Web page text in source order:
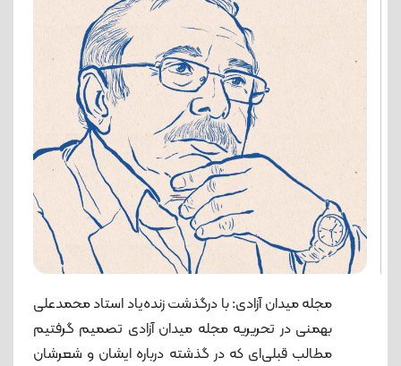
مجله میدان آزادی: با درگذشت زنده‌یاد استاد محمدعلی
بهمنی در تحریریه مجله میدان آزادی تصمیم گرفتیم
مطالب قبلی‌ای که در گذشته درباره ایشان و شعرشان